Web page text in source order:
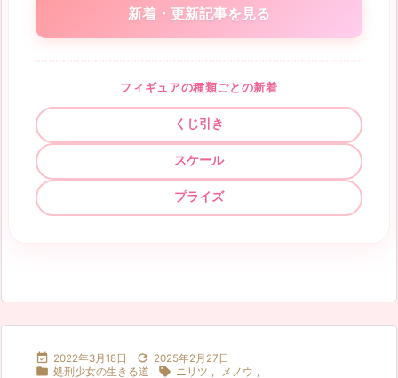
新着・更新記事を見る
フィギュアの種類ごとの新着
くじ引き
スケール
プライズ
 2022年3月18日  2025年2月27日
 処刑少女の生きる道  ニリツ , メノウ ,